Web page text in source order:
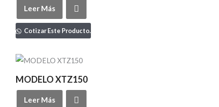
Leer Más
Cotizar Este Producto.
MODELO XTZ150
Leer Más